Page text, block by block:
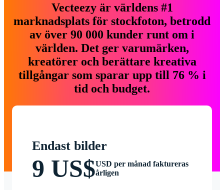
Vecteezy är världens #1
marknadsplats för stockfoton, betrodd
av över 90 000 kunder runt om i
världen. Det ger varumärken,
kreatörer och berättare kreativa
tillgångar som sparar upp till 76 % i
tid och budget.
Endast bilder
9 US$USD per månad faktureras
årligen